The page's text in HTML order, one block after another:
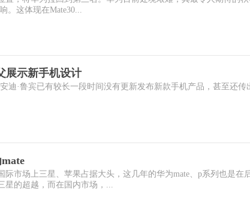
。这体现在Mate30...
展示新手机设计
迪·鲁宾已有较长一段时间没有更新发布新款手机产品，甚至还传
市场上三星、苹果占据大头，这几年的华为mate、p系列也是在
的超越，而在国内市场，...